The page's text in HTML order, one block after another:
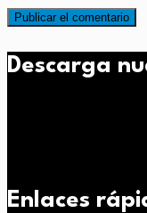
Descarga
Enlaces